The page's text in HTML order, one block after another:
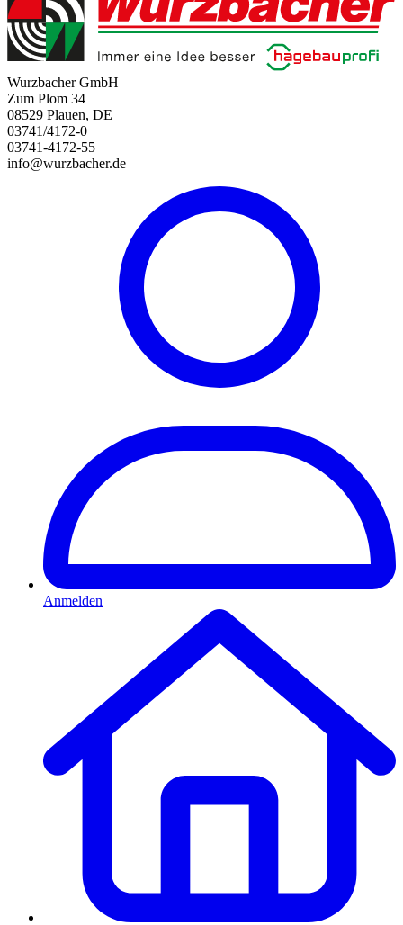
Wurzbacher GmbH
Zum Plom 34
08529 Plauen, DE
03741/4172-0
03741-4172-55
info@wurzbacher.de
Anmelden